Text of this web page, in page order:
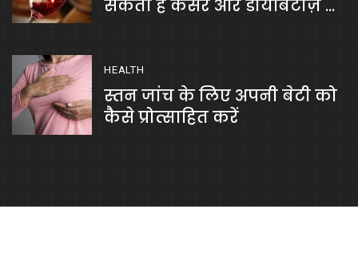
सकती है कैंसर और डायबिटीज़ से
HEALTH
स्तन जांच के लिए अपनी बेटी को
कैसे प्रोत्साहित करें